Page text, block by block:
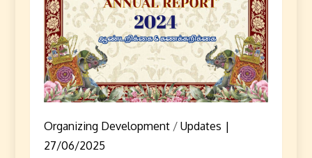
Organizing Development/ Updates
27/06/2025